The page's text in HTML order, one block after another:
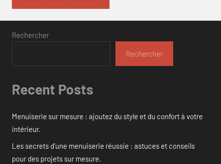
Rechercher
Rechercher
Recent Posts
Menuiserie sur mesure : ajoutez du style et du confort à votre
intérieur.
Les secrets d’une menuiserie réussie : astuces et conseils
pour des projets sur mesure.